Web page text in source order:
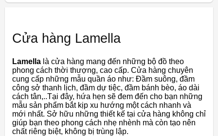
Cửa hàng Lamella
Lamella là cửa hàng mang đến những bộ đồ theo
phong cách thời thượng, cao cấp. Cửa hàng chuyên
cung cấp những mẫu quần áo như: Đầm suông, đầm
công sở thanh lịch, đầm dự tiệc, đầm bánh bèo, áo dài
cách tân,..Tại đây, hứa hẹn sẽ đem đến cho bạn những
mẫu sản phẩm bắt kịp xu hướng một cách nhanh và
mới nhất. Sở hữu những thiết kế tại cửa hàng không chỉ
giúp bạn theo phong cách nhẹ nhènh mà còn tạo nên
chất riêng biệt, không bị trùng lập.